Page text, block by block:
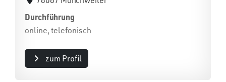
Durchführung
online, telefonisch
zum Profil